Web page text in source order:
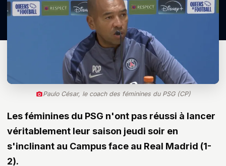
Paulo César, le coach des féminines du PSG (CP)
Les féminines du PSG n'ont pas réussi à lancer
véritablement leur saison jeudi soir en
s'inclinant au Campus face au Real Madrid (1-
2).